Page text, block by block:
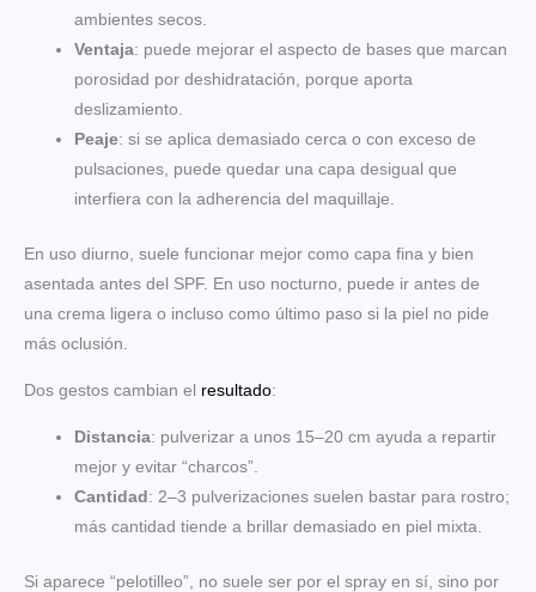
ambientes secos.
Ventaja: puede mejorar el aspecto de bases que marcan
porosidad por deshidratación, porque aporta
deslizamiento.
Peaje: si se aplica demasiado cerca o con exceso de
pulsaciones, puede quedar una capa desigual que
interfiera con la adherencia del maquillaje.
En uso diurno, suele funcionar mejor como capa fina y bien
asentada antes del SPF. En uso nocturno, puede ir antes de
una crema ligera o incluso como último paso si la piel no pide
más oclusión.
Dos gestos cambian el resultado:
Distancia: pulverizar a unos 15–20 cm ayuda a repartir
mejor y evitar “charcos”.
Cantidad: 2–3 pulverizaciones suelen bastar para rostro;
más cantidad tiende a brillar demasiado en piel mixta.
Si aparece “pelotilleo”, no suele ser por el spray en sí, sino por